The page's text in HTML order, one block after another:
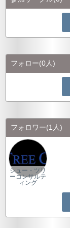
フォロー(0人)
フォロワー(1人)
シュー・ツリ
ーコンサルテ
ィング